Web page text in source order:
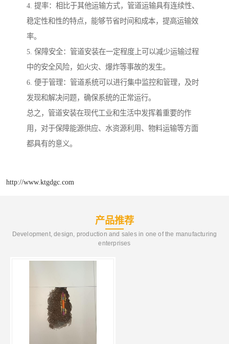
4. 提率：相比于其他运输方式，管道运输具有连续性、
稳定性和性的特点，能够节省时间和成本，提高运输效
率。
5. 保障安全：管道安装在一定程度上可以减少运输过程
中的安全风险，如火灾、爆炸等事故的发生。
6. 便于管理：管道系统可以进行集中监控和管理，及时
发现和解决问题，确保系统的正常运行。
总之，管道安装在现代工业和生活中发挥着重要的作
用，对于保障能源供应、水资源利用、物料运输等方面
都具有的意义。
http://www.ktgdgc.com
产品推荐
Development, design, production and sales in one of the manufacturing
enterprises